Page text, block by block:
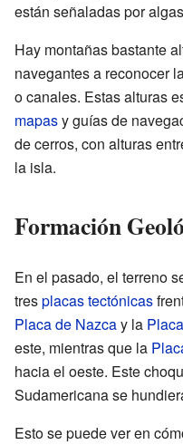
están señaladas por
Hay montañas bastante
navegantes a reconocer
o canales. Estas alturas
mapasy guías de
de cerros, con alturas
la isla.
Formación
En el pasado, el terreno
tresplacas tectónicas
Placa de Nazcay la
este, mientras que la
hacia el oeste. Este
Sudamericana se
Esto se puede ver en